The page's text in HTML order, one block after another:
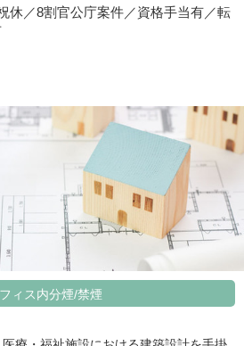
休／8割官公庁案件／資格手当有／転
ィス内分煙/禁煙